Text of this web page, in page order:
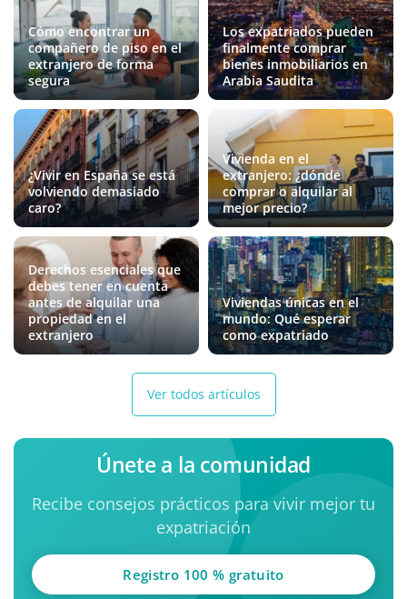
Cómo encontrar un
compañero de piso en el
extranjero de forma
segura
Los expatriados pueden
finalmente comprar
bienes inmobiliarios en
Arabia Saudita
¿Vivir en España se está
volviendo demasiado
caro?
Vivienda en el
extranjero: ¿dónde
comprar o alquilar al
mejor precio?
Derechos esenciales que
debes tener en cuenta
antes de alquilar una
propiedad en el
extranjero
Viviendas únicas en el
mundo: Qué esperar
como expatriado
Ver todos artículos
Únete a la comunidad
Recibe consejos prácticos para vivir mejor tu
expatriación
Registro 100 % gratuito